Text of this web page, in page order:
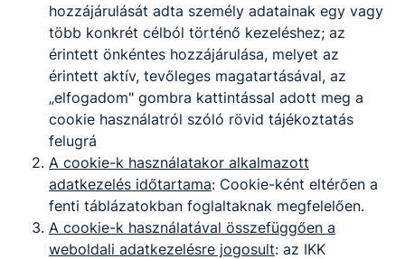
hozzájárulását adta személy adatainak egy vagy
több konkrét célból történő kezeléshez; az
érintett önkéntes hozzájárulása, melyet az
érintett aktív, tevőleges magatartásával, az
„elfogadom" gombra kattintással adott meg a
cookie használatról szóló rövid tájékoztatás
felugrá
A cookie-k használatakor alkalmazott
adatkezelés időtartama: Cookie-ként eltérően a
fenti táblázatokban foglaltaknak megfelelően.
A cookie-k használatával összefüggően a
weboldali adatkezelésre jogosult: az IKK